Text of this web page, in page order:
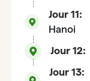
Jour 11:
Hanoi
Jour 12:
Jour 13: